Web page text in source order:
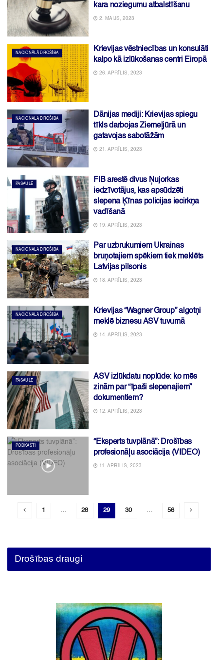
kara noziegumu atbalstīšanu
2. MAIJS, 2023
NACIONĀLĀ DROŠĪBA
Krievijas vēstniecības un konsulāti
kalpo kā izlūkošanas centri Eiropā
26. APRĪLIS, 2023
NACIONĀLĀ DROŠĪBA
Dānijas mediji: Krievijas spiegu
tīkls darbojas Ziemeļjūrā un
gatavojas sabotāžām
21. APRĪLIS, 2023
PASAULĒ
FIB arestē divus Ņujorkas
iedzīvotājus, kas apsūdzēti
slepena Ķīnas policijas iecirkņa
vadīšanā
19. APRĪLIS, 2023
NACIONĀLĀ DROŠĪBA
Par uzbrukumiem Ukrainas
bruņotajiem spēkiem tiek meklēts
Latvijas pilsonis
18. APRĪLIS, 2023
NACIONĀLĀ DROŠĪBA
Krievijas “Wagner Group” algotņi
meklē biznesu ASV tuvumā
14. APRĪLIS, 2023
PASAULĒ
ASV izlūkdatu noplūde: ko mēs
zinām par “īpaši slepenajiem”
dokumentiem?
12. APRĪLIS, 2023
PODKĀSTI
“Eksperts tuvplānā”: Drošības
profesionāļu asociācija (VIDEO)
11. APRĪLIS, 2023
1 … 28 29 30 … 56
Drošības draugi